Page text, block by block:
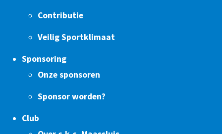
Contributie
Veilig Sportklimaat
Sponsoring
Onze sponsoren
Sponsor worden?
Club